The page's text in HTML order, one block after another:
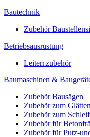
Bautechnik
Zubehör
Betriebsausrüstung
Leiternzubehör
Baumaschinen &
Zubehör Bausägen
Zubehör zum
Zubehör zum
Zubehör für
Zubehör für Putz-